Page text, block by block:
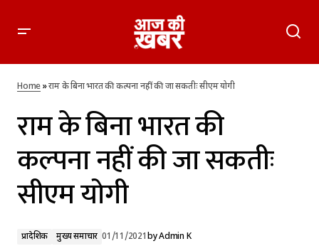
राम के बिना भारत की कल्पना नहीं की जा सकतीः सीएम योगी
Home»राम के बिना भारत की कल्पना नहीं की जा सकतीः सीएम योगी
राम के बिना भारत की
कल्पना नहीं की जा सकतीः
सीएम योगी
प्रादेशिक मुख्य समाचार 01/11/2021byAdmin K